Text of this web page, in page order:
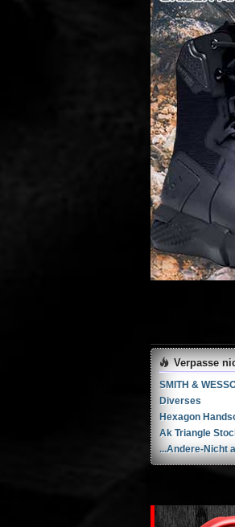
Verpasse
Diverses
Ak Triangle